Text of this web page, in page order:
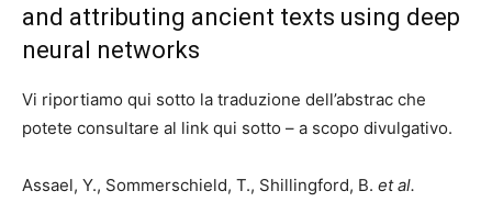
and attributing ancient texts using deep
neural networks
Vi riportiamo qui sotto la traduzione dell’abstrac che
potete consultare al link qui sotto – a scopo divulgativo.
Assael, Y., Sommerschield, T., Shillingford, B. et al.